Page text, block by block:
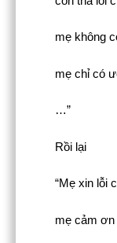
mẹ không
mẹ chỉ có
…”
Rồi lại
“Mẹ xin lỗi
mẹ cảm ơn